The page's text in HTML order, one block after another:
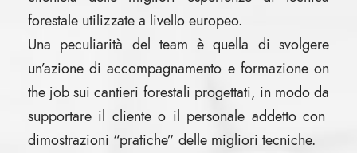
forestale utilizzate a livello europeo.
Una peculiarità del team è quella di svolgere
un’azione di accompagnamento e formazione on
the job sui cantieri forestali progettati, in modo da
supportare il cliente o il personale addetto con
dimostrazioni “pratiche” delle migliori tecniche.